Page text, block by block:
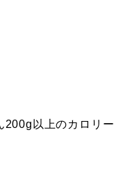
200g以上のカロリー